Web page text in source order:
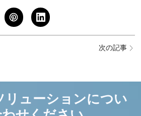
次の記事
リューションについ